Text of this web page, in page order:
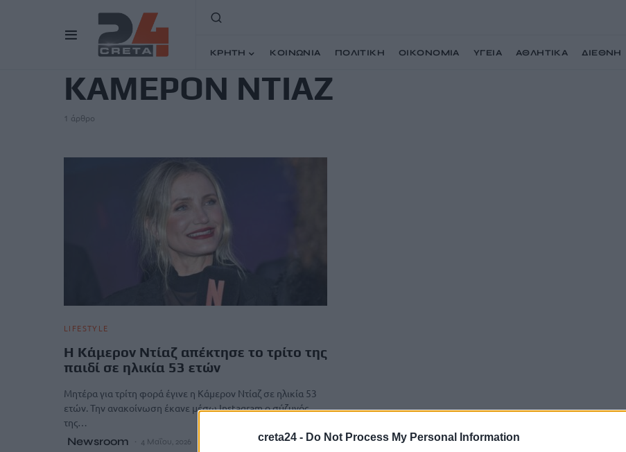
creta24 - Do Not Process My Personal Information
ΚΡΗΤΗ ΚΟΙΝΩΝΙΑ ΠΟΛΙΤΙΚΗ ΟΙΚΟΝΟΜΙΑ ΥΓΕΙΑ ΑΘΛΗΤΙΚΑ ΔΙΕΘΝΗ
ΚΑΜΕΡΟΝ ΝΤΙΑΖ
1 άρθρο
LIFESTYLE
Η Κάμερον Ντίαζ απέκτησε το τρίτο της
παιδί σε ηλικία 53 ετών
Μητέρα για τρίτη φορά έγινε η Κάμερον Ντίαζ σε ηλικία 53
ετών. Την ανακοίνωση έκανε μέσω Instagram ο σύζυγός
της…
Newsroom 4 Μαΐου, 2026